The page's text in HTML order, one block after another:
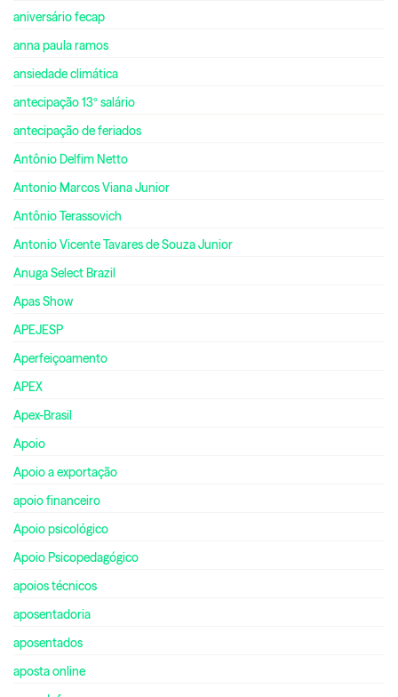
aniversário fecap
anna paula ramos
ansiedade climática
antecipação 13º salário
antecipação de feriados
Antônio Delfim Netto
Antonio Marcos Viana Junior
Antônio Terassovich
Antonio Vicente Tavares de Souza Junior
Anuga Select Brazil
Apas Show
APEJESP
Aperfeiçoamento
APEX
Apex-Brasil
Apoio
Apoio a exportação
apoio financeiro
Apoio psicológico
Apoio Psicopedagógico
apoios técnicos
aposentadoria
aposentados
aposta online